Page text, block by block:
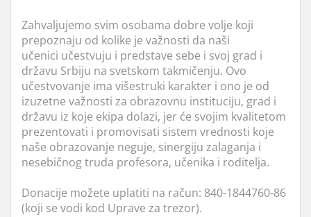
Zahvaljujemo svim osobama dobre volje koji
prepoznaju od kolike je važnosti da naši
učenici učestvuju i predstave sebe i svoj grad i
državu Srbiju na svetskom takmičenju. Ovo
učestvovanje ima višestruki karakter i ono je od
izuzetne važnosti za obrazovnu instituciju, grad i
državu iz koje ekipa dolazi, jer će svojim kvalitetom
prezentovati i promovisati sistem vrednosti koje
naše obrazovanje neguje, sinergiju zalaganja i
nesebičnog truda profesora, učenika i roditelja.
Donacije možete uplatiti na račun: 840-1844760-86
(koji se vodi kod Uprave za trezor).